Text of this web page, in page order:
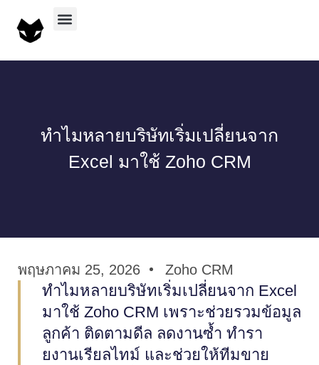
ทำไมหลายบริษัทเริ่มเปลี่ยนจาก
Excel มาใช้ Zoho CRM
พฤษภาคม 25, 2026 Zoho CRM
ทำไมหลายบริษัทเริ่มเปลี่ยนจาก Excel
มาใช้ Zoho CRM เพราะช่วยรวมข้อมูล
ลูกค้า ติดตามดีล ลดงานซ้ำ ทำรา
ยงานเรียลไทม์ และช่วยให้ทีมขาย